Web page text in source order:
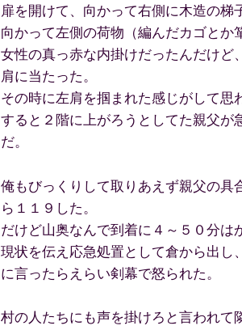
扉を開けて、向かって右側に木造の梯
向かって左側の荷物（編んだカゴとか
女性の真っ赤な内掛けだったんだけど
肩に当たった。
その時に左肩を掴まれた感じがして思
すると２階に上がろうとしてた親父が
だ。
俺もびっくりして取りあえず親父の
ら１１９した。
だけど山奥なんで到着に４～５０分は
現状を伝え応急処置として倉から出
に言ったらえらい剣幕で怒られた。
村の人たちにも声を掛けろと言われて